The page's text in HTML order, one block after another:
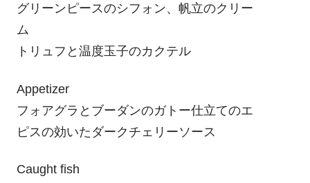
グリーンピースのシフォン、帆立のクリー
ム
トリュフと温度玉子のカクテル
Appetizer
フォアグラとブーダンのガトー仕立てのエ
ピスの効いたダークチェリーソース
Caught fish